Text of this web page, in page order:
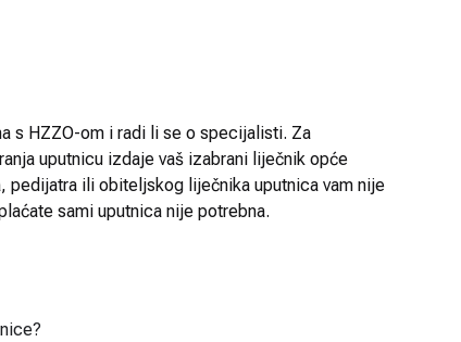
s HZZO-om i radi li se o specijalisti. Za
uputnicu izdaje vaš izabrani liječnik opće
pedijatra ili obiteljskog liječnika uputnica vam nije
sami uputnica nije potrebna.